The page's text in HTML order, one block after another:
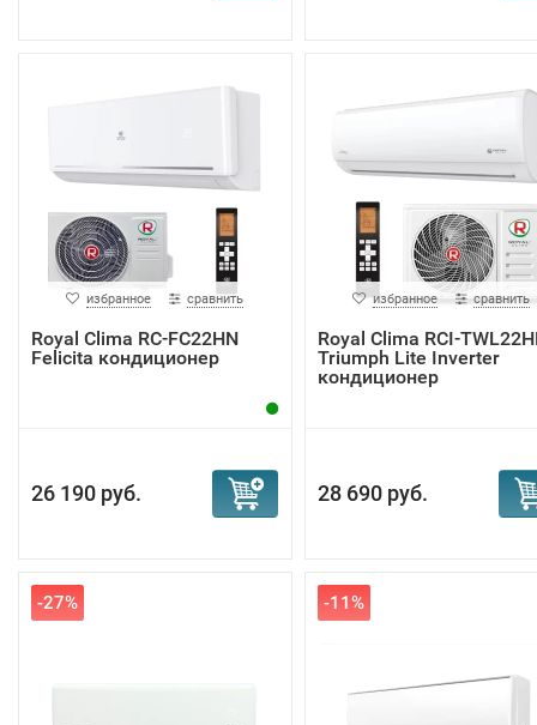
избранное сравнить
Royal Clima RC-FC22HN
Felicita кондиционер
26 190 руб.
избранное сравнить
Royal Clima RCI-
Triumph Lite Inverter
кондиционер
28 690 руб.
-27% -11%